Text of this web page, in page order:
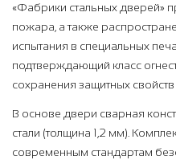
«Фабрики стальных дверей»
пожара, а также
испытания в специальных
подтверждающий класс
сохранения защитных
В основе двери сварная
стали (толщина 1,2 мм).
современным стандартам